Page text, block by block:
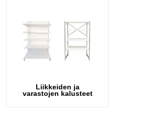
Liikkeiden ja
varastojen kalusteet